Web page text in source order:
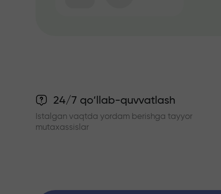
24/7 qo‘llab-quvvatlash
Istalgan vaqtda yordam berishga tayyor
mutaxassislar